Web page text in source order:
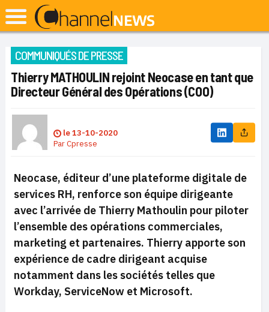
COMMUNIQUÉS DE PRESSE
Thierry MATHOULIN rejoint Neocase en tant que
Directeur Général des Opérations (COO)
le13-10-2020
ParCpresse
Neocase, éditeur d’une plateforme digitale de
services RH, renforce son équipe dirigeante
avec l’arrivée de Thierry Mathoulin pour piloter
l’ensemble des opérations commerciales,
marketing et partenaires. Thierry apporte son
expérience de cadre dirigeant acquise
notamment dans les sociétés telles que
Workday, ServiceNow et Microsoft.